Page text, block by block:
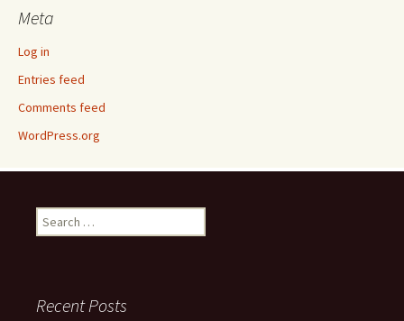
Meta
Log in
Entries feed
Comments feed
WordPress.org
Search
for:
Recent Posts